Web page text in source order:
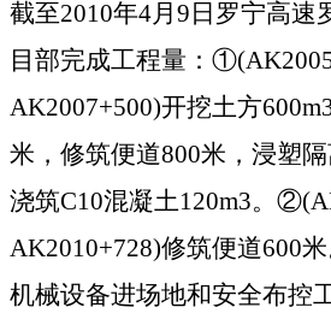
截至2010年4月 9 日罗宁高速
目部完成工程量：①
AK2007+500)开挖土方
米，修筑便道800米，浸塑
浇筑C10混凝土120m3。②
AK2010+728)修筑便道600
机械设备进场地和安全布控